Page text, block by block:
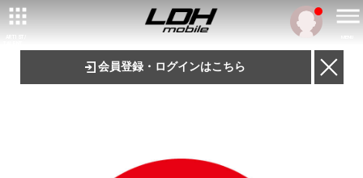
会員登録・ログインはこちら